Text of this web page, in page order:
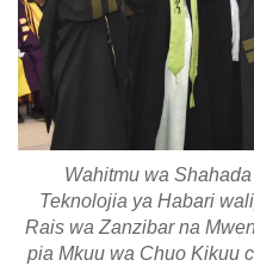
Wahitmu wa
Teknolojia ya Habari
Rais wa Zanzibar na
pia Mkuu wa Chuo Kikuu